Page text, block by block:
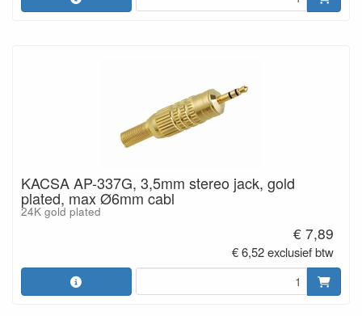
KACSA AP-337G, 3,5mm stereo jack, gold
plated, max Ø6mm cabl
24K gold plated
€ 7,89
€ 6,52 exclusief btw